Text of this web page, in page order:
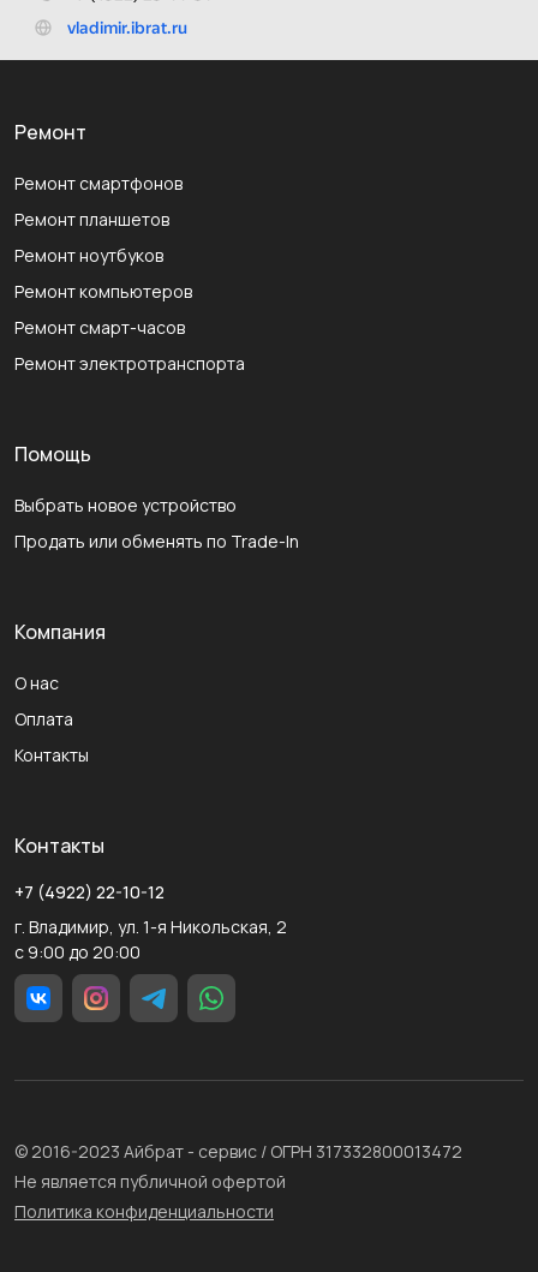
Ремонт
Ремонт смартфонов
Ремонт планшетов
Ремонт ноутбуков
Ремонт компьютеров
Ремонт смарт-часов
Ремонт электротранспорта
Помощь
Выбрать новое устройство
Продать или обменять по Trade-In
Компания
О нас
Оплата
Контакты
Контакты
+7 (4922) 22-10-12
г. Владимир, ул. 1-я Никольская, 2
с 9:00 до 20:00
© 2016-2023 Айбрат - сервис / ОГРН 317332800013472
Не является публичной офертой
Политика конфиденциальности